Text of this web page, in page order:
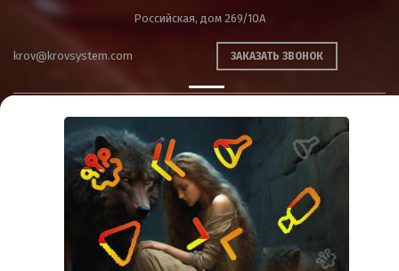
Российская, дом 269/10А
krov@krovsystem.com ЗАКАЗАТЬ ЗВОНОК
Copyright © "Кровельные системы", 2019
Информация на данном сайте носит ознакомительный характер и не является
публичной офертой
Политика конфиденциальности